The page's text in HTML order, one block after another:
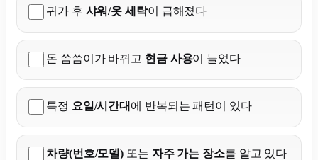
귀가 후 샤워/옷 세탁이 급해졌다
돈 씀씀이가 바뀌고 현금 사용이 늘었다
특정 요일/시간대 에 반복되는 패턴이 있다
차량(번호/모델) 또는 자주 가는 장소를 알고 있다